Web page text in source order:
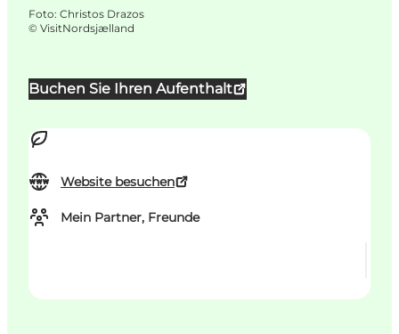
Buchen Sie Ihren Aufenthalt
Website besuchen
Mein Partner, Freunde
Foto: Christos Drazos
© VisitNordsjælland